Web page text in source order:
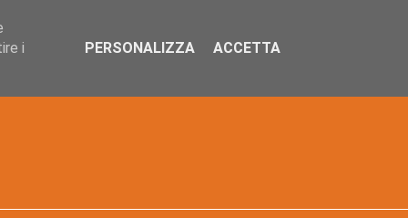
i
PERSONALIZZA ACCETTA